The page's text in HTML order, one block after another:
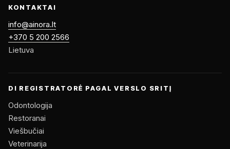
KONTAKTAI
info@ainora.lt
+370 5 200 2566
Lietuva
DI REGISTRATORĖ PAGAL VERSLO SRITĮ
Odontologija
Restoranai
Viešbučiai
Veterinarija